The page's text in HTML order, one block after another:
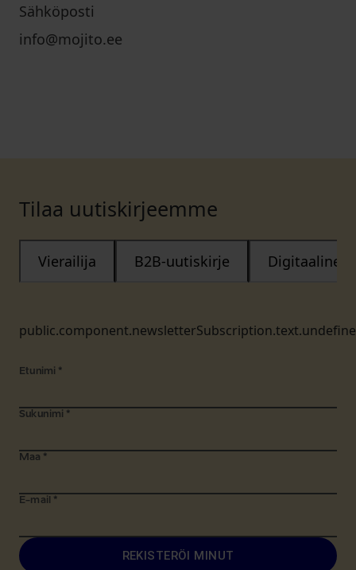
Sähköposti
info@mojito.ee
Tilaa uutiskirjeemme
Vierailija B2B-uutiskirje Digitaalinen
Etunimi *
Sukunimi *
Maa *
E-mail *
REKISTERÖI MINUT